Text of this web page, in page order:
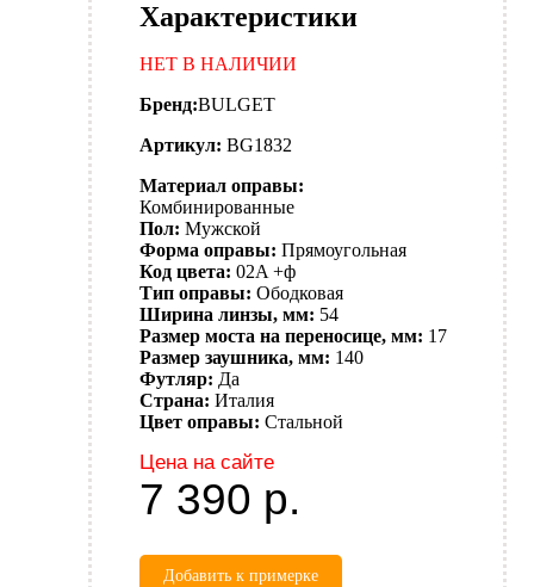
Характеристики
НЕТ В НАЛИЧИИ
Бренд:BULGET
Артикул: BG1832
Материал оправы:
Комбинированные
Пол: Мужской
Форма оправы: Прямоугольная
Код цвета: 02A +ф
Тип оправы: Ободковая
Ширина линзы, мм: 54
Размер моста на переносице, мм: 17
Размер заушника, мм: 140
Футляр: Да
Страна: Италия
Цвет оправы: Стальной
Цена на сайте
7 390 р.
Добавить к примерке